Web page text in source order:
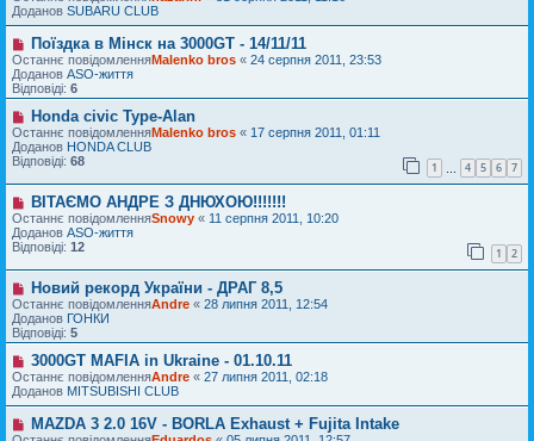
я
л
е
н
н
я
і
д
м
л
е
н
я
в
е
п
о
в
і
д
о
м
л
е
н
я
Доданов SUBARU CLUB
Н
о
в
е
п
о
в
і
д
о
м
л
е
н
н
я
Поїздка в Мінск на 3000GT - 14/11/11
Останнє повідомленняMalenko bros « 24 серпня 2011, 23:53
Доданов ASO-життя
Відповіді: 6
Н
о
в
е
п
о
і
д
о
м
л
н
н
я
Honda civic Type-Alan
Останнє повідомленняMalenko bros « 17 серпня 2011, 01:11
Доданов HONDA CLUB
Відповіді: 68 1 … 4 5 6 7
Н
о
в
е
п
о
і
д
о
м
л
е
н
н
я
ВІТАЄМО АНДРЕ З ДНЮХОЮ!!!!!!!
Останнє повідомленняSnowy « 11 серпня 2011, 10:20
Доданов ASO-життя
Відповіді: 12 1 2
Н
о
в
е
п
о
в
і
д
о
м
Новий рекорд України - ДРАГ 8,5
Останнє повідомленняAndre « 28 липня 2011, 12:54
Доданов ГОНКИ
Відповіді: 5
Н
о
в
е
п
о
3000GT MAFIA in Ukraine - 01.10.11
Останнє повідомленняAndre « 27 липня 2011, 02:18
Доданов MITSUBISHI CLUB
Н
о
MAZDA 3 2.0 16V - BORLA Exhaust + Fujita Intake